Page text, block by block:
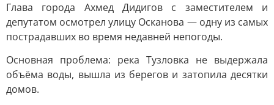
Глава города Ахмед Дидигов с заместителем и
депутатом осмотрел улицу Осканова — одну из самых
пострадавших во время недавней непогоды.
Основная проблема: река Тузловка не выдержала
объёма воды, вышла из берегов и затопила десятки
домов.